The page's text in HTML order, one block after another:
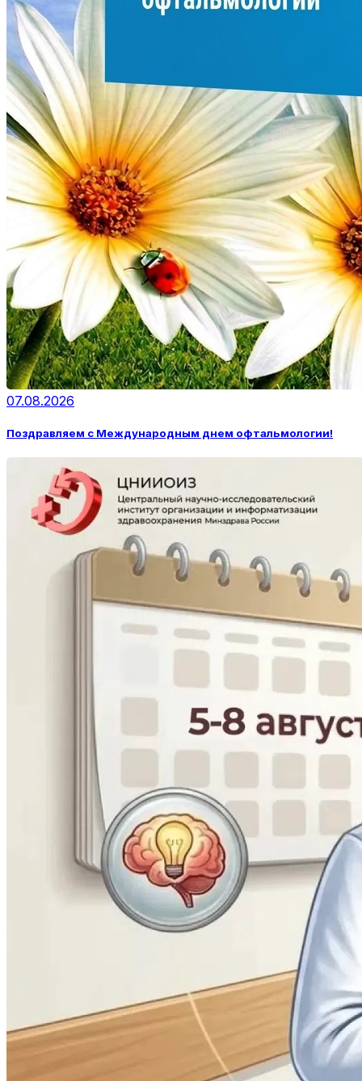
07.08.2026
Поздравляем с Международным днем офтальмологии!